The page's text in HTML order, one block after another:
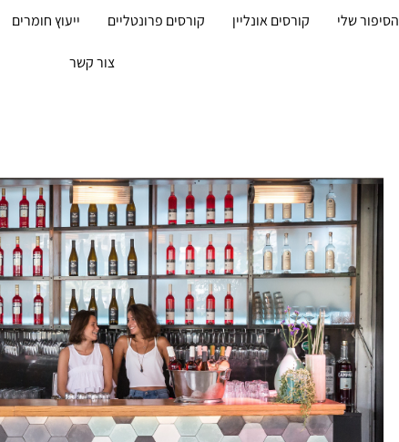
הסיפור שלי קורסים אונליין קורסים פרונטליים ייעוץ חומרים
צור קשר